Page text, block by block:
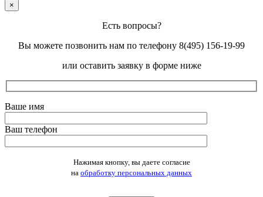
×
Есть вопросы?
Вы можете позвонить нам по телефону 8(495) 156-19-99
или оставить заявку в форме ниже
Ваше имя
Ваш телефон
Оставьте это поле пустым.Нажимая кнопку, вы даете согласие
на обработку персональных данных